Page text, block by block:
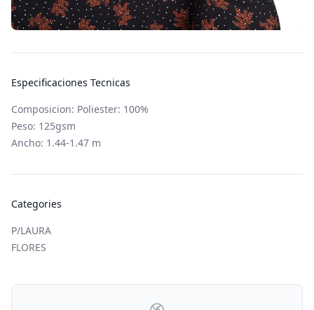
Especificaciones Tecnicas
Composicion: Poliester: 100%
Peso: 125gsm
Ancho: 1.44-1.47 m
Categories
P/LAURA
FLORES
Our Policies